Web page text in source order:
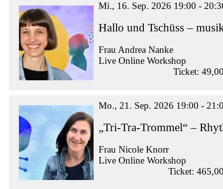
Mi., 16. Sep. 2026 19:00 -
Hallo und Tschüss –
Frau Andrea Nanke
Live Online Workshop
Ticket:
Mo., 21. Sep. 2026 19:00 -
„Tri-Tra-Trommel“ –
Frau Nicole Knorr
Live Online Workshop
Ticket: